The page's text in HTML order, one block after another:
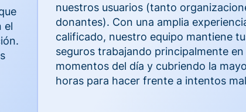
el
nuestros usuarios (tanto
donantes). Con una amplia
calificado, nuestro equipo mantiene
seguros trabajando principalmente
momentos del día y cubriendo la
horas para hacer frente a intentos